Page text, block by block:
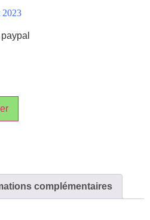
2023
complémentaires